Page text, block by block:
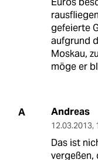
gefeierte
aufgrund
Moskau,
möge er
A Andreas
12.03.2013,
Das ist
vergeßen,